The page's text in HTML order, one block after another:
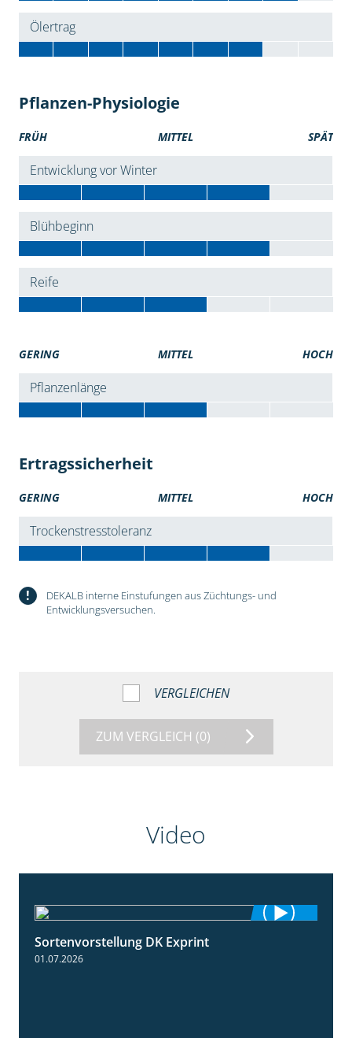
Ölertrag
Pflanzen-Physiologie
FRÜH MITTEL SPÄT
Entwicklung vor Winter
Blühbeginn
Reife
GERING MITTEL HOCH
Pflanzenlänge
Ertragssicherheit
GERING MITTEL HOCH
Trockenstresstoleranz
!
DEKALB interne Einstufungen aus Züchtungs- und
Entwicklungsversuchen.
VERGLEICHEN
ZUM VERGLEICH (0)
Video
Sortenvorstellung DK Exprint
01.07.2026